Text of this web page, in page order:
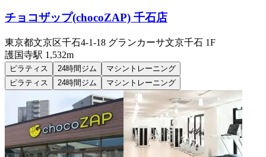
チョコザップ(chocoZAP) 千石店
東京都文京区千石4-1-18 グランカーサ文京千石 1F
護国寺駅 1,532m
ピラティス 24時間ジム
マシントレーニング
ピラティス
24時間ジム マシントレーニング